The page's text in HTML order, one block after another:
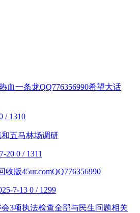
血一条龙QQ776356990希望大话
/ 1310
五马林场调研
20 0 / 1311
收版45ur.comQQ776356990
7-13 0 / 1299
3项执法检查全部与民生问题相关